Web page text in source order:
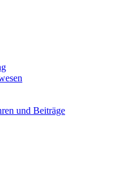
und Beiträge